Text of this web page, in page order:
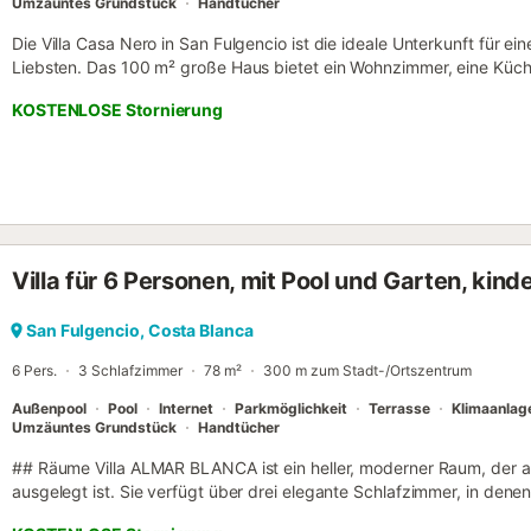
Die Villa Casa Nero in San Fulgencio ist die ideale Unterkunft für
Liebsten. Das 100 m² große Haus bietet ein Wohnzimmer, eine
Klimaanlage, Ventilator und Waschmaschine. Im Außenbereich
offene und überdachte Terrasse, Balkon, Grill und eine
öffentliche Verkehrsmittel sind fußläufig erreichbar. Es stehen drei
kostenlose Parkmöglichkeiten an der Straße zur Verfügung.
und Feiern sind nicht gestattet. Für eine umweltfreundliche
Tage (48 Stunden) vor dem Check-in mitgeteilt werden.
ausschließlich bei Buchungen ab 5 Personen oder nach vorheriger
gestattet. - ...
KOSTENLOSE Stornierung
Villa für 6 Personen, mit Pool und Garten,
San Fulgencio, Costa Blanca
6 Pers. 3 Schlafzimmer 78 m² 300 m zum Stadt-/Ortszentrum
Außenpool Pool Internet Parkmöglichkeit Terrasse
Umzäuntes Grundstück
Handtücher
## Räume Villa ALMAR BLANCA ist ein heller, moderner Raum, der
ausgelegt ist. Sie verfügt über drei elegante Schlafzimmer, in